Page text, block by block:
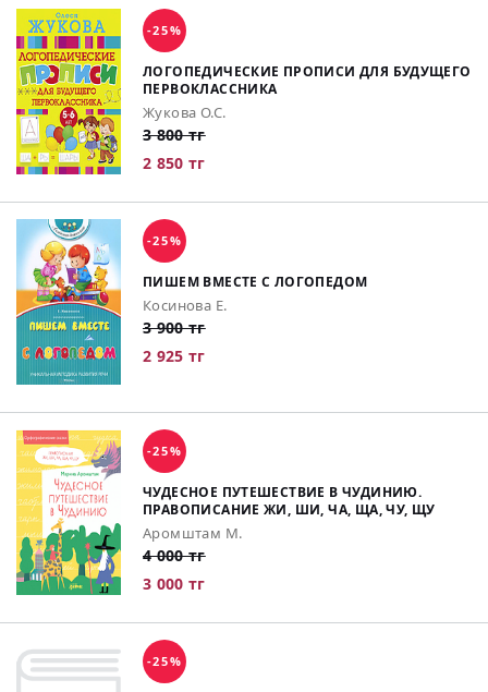
-25%
ЛОГОПЕДИЧЕСКИЕ ПРОПИСИ ДЛЯ БУДУЩЕГО
ПЕРВОКЛАССНИКА
Жукова О.С.
3 800 тг
2 850 тг
-25%
ПИШЕМ ВМЕСТЕ С ЛОГОПЕДОМ
Косинова Е.
3 900 тг
2 925 тг
-25%
ЧУДЕСНОЕ ПУТЕШЕСТВИЕ В ЧУДИНИЮ.
ПРАВОПИСАНИЕ ЖИ, ШИ, ЧА, ЩА, ЧУ, ЩУ
Аромштам М.
4 000 тг
3 000 тг
-25%